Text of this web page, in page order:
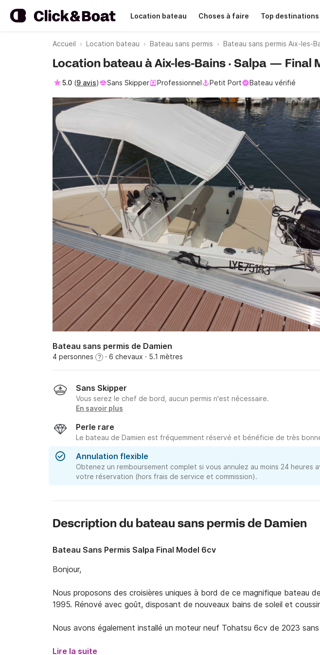
Location bateau Choses à faire Top destinations
Accueil Location bateau Bateau sans permis Bateau sans permis Aix-les-
Location bateau à Aix-les-Bains · Salpa — Final
5.0 (9 avis) Sans Skipper Professionnel Petit Port Bateau vérifié
Bateau sans permis de Damien
4 personnes ? · 6 chevaux · 5.1 mètres
Sans Skipper
Vous serez le chef de bord, aucun permis n'est nécessaire.
En savoir plus
Perle rare
Le bateau de Damien est fréquemment réservé et bénéficie de très
Annulation flexible
Obtenez un remboursement complet si vous annulez au moins 24 heures
votre réservation (hors frais de service et commission).
Description du bateau sans permis de Damien
Bateau Sans Permis Salpa Final Model 6cv
Bonjour,
Nous proposons des croisières uniques à bord de ce magnifique bateau
1995. Rénové avec goût, disposant de nouveaux bains de soleil et
Nous avons également installé un moteur neuf Tohatsu 6cv de 2023
Lire la suite